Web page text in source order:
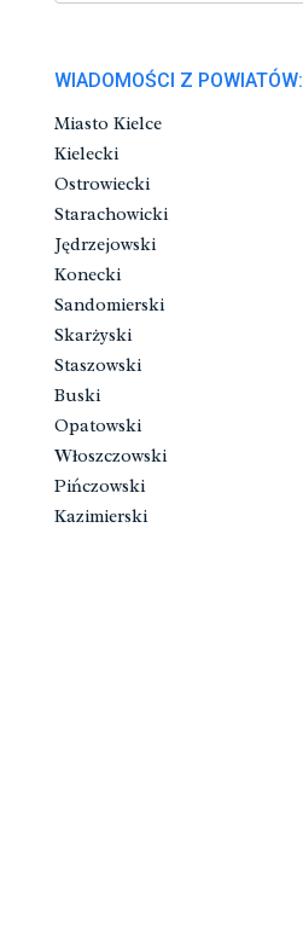
WIADOMOŚCI Z POWIATÓW:
Miasto Kielce
Kielecki
Ostrowiecki
Starachowicki
Jędrzejowski
Konecki
Sandomierski
Skarżyski
Staszowski
Buski
Opatowski
Włoszczowski
Pińczowski
Kazimierski